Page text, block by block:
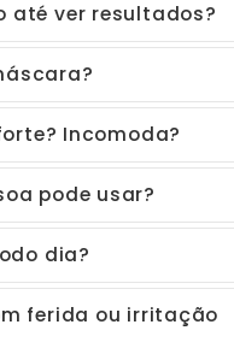
até ver resultados?
Incomoda?
pode usar?
dia?
ferida ou irritação